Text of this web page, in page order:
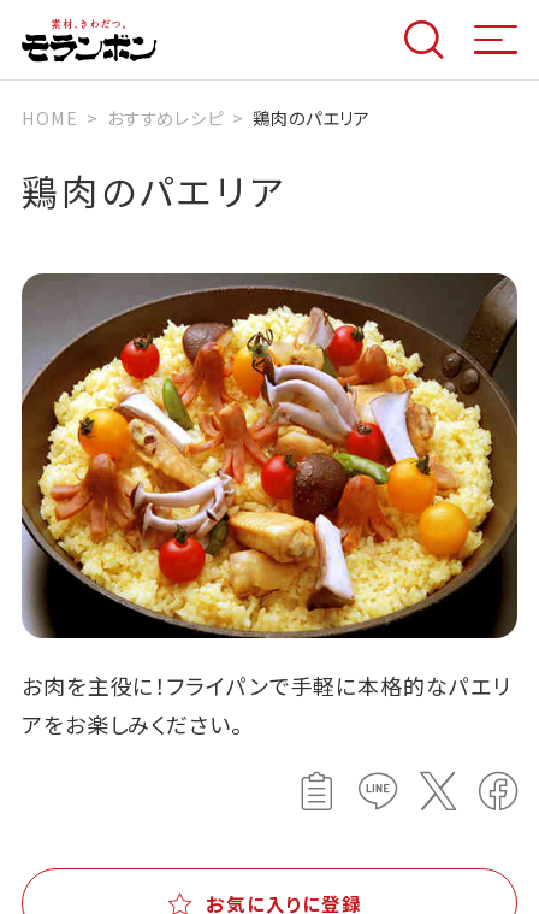
HOME おすすめレシピ 鶏肉のパエリア
鶏肉のパエリア
お肉を主役に！フライパンで手軽に本格的なパエリ
アをお楽しみください。
お気に入りに登録